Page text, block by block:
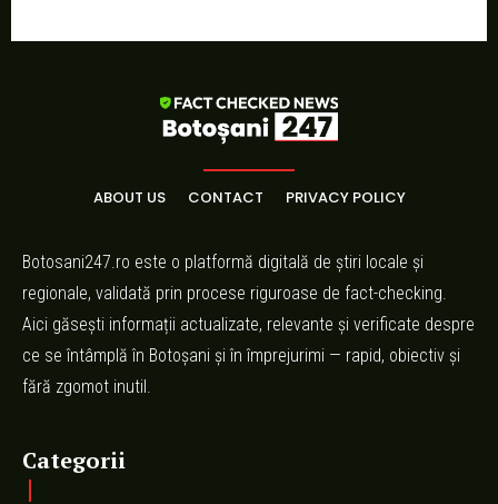
ABOUT US CONTACT PRIVACY POLICY
Botosani247.ro este o platformă digitală de știri locale și
regionale, validată prin procese riguroase de fact-checking.
Aici găsești informații actualizate, relevante și verificate despre
ce se întâmplă în Botoșani și în împrejurimi — rapid, obiectiv și
fără zgomot inutil.
Categorii